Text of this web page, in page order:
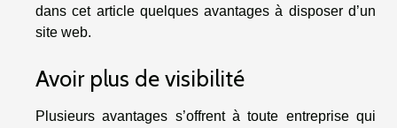
dans cet article quelques avantages à disposer d’un
site web.
Avoir plus de visibilité
Plusieurs avantages s’offrent à toute entreprise qui